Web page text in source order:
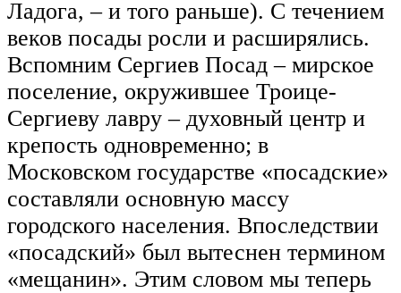
Ладога, – и того раньше). С течением
веков посады росли и расширялись.
Вспомним Сергиев Посад – мирское
поселение, окружившее Троице-
Сергиеву лавру – духовный центр и
крепость одновременно; в
Московском государстве «посадские»
составляли основную массу
городского населения. Впоследствии
«посадский» был вытеснен термином
«мещанин». Этим словом мы теперь